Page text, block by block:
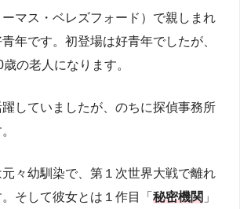
ーマス・ベレズフォード）で親しまれ
年です。初登場は好青年でしたが、
の老人になります。
していましたが、のちに探偵事務所
々幼馴染で、第１次世界大戦で離れ
そして彼女とは１作目「 秘密機関 」